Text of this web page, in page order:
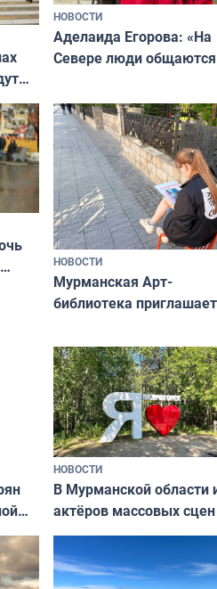
НОВОСТИ
Аделаида Егорова: «На
Севере люди общаются
а потому что
ты им интересен»
НОВОСТИ
Мурманская Арт-
библиотека
и фотографов
НОВОСТИ
В Мурманской области
актёров массовых
съёмок в
короткометражном